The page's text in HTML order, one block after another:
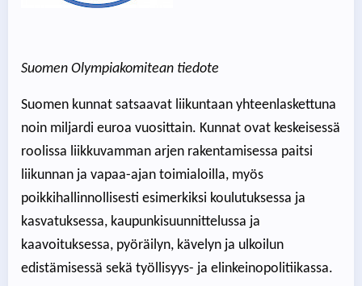
Suomen Olympiakomitean tiedote
Suomen kunnat satsaavat liikuntaan yhteenlaskettuna
noin miljardi euroa vuosittain. Kunnat ovat keskeisessä
roolissa liikkuvamman arjen rakentamisessa paitsi
liikunnan ja vapaa-ajan toimialoilla, myös
poikkihallinnollisesti esimerkiksi koulutuksessa ja
kasvatuksessa, kaupunkisuunnittelussa ja
kaavoituksessa, pyöräilyn, kävelyn ja ulkoilun
edistämisessä sekä työllisyys- ja elinkeinopolitiikassa.